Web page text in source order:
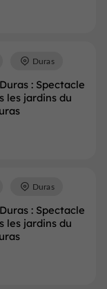
: Spectacle
les jardins du
Duras
: Spectacle
les jardins du
Duras